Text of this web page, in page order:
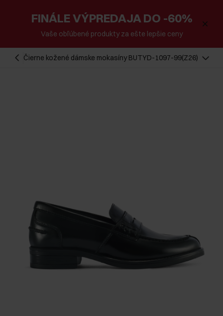
FINÁLE VÝPREDAJA DO -60%
Vaše obľúbené produkty za ešte lepšie ceny
Čierne kožené dámske mokasíny BUTYD-1097-99(Z26)